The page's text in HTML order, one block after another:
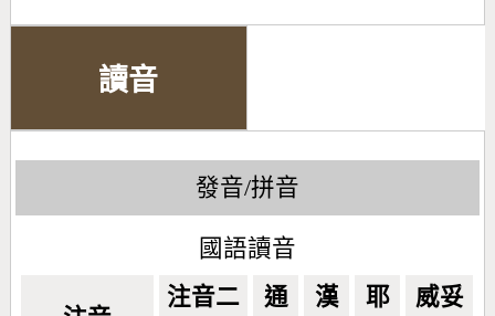
讀音
發音/拼音
國語讀音
注音二 通 漢 耶 威妥